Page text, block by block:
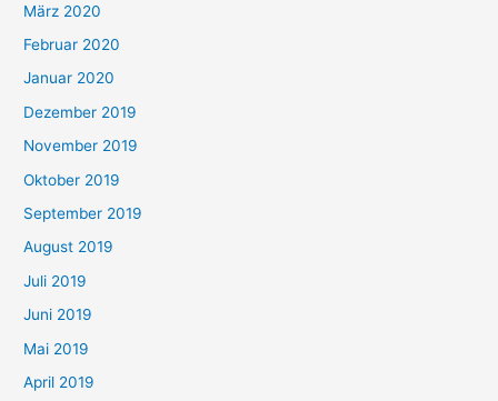
März 2020
Februar 2020
Januar 2020
Dezember 2019
November 2019
Oktober 2019
September 2019
August 2019
Juli 2019
Juni 2019
Mai 2019
April 2019